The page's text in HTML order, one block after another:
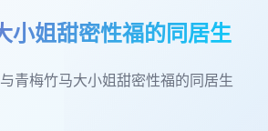
小姐甜密性福的同居生
青梅竹马大小姐甜密性福的同居生